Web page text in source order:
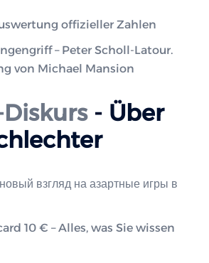
offizieller Zahlen
– Peter Scholl-Latour.
von Michael Mansion
- Über
взгляд на азартные игры в
10 € – Alles, was Sie wissen